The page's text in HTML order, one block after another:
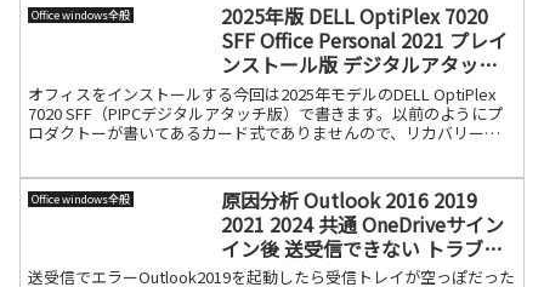
Office windows全般
2025年版 DELL OptiPlex 7020
SFF Office Personal 2021 プレイ
ンストール版 デジタルアタッチ
版 の再インストール
オフィスをインストールする今回は2025年モデルのDELL OptiPlex
7020 SFF（PIPCデジタルアタッチ版）で書きます。以前のようにプ
ロダクトーが書いてあるカード式でありませんので、リカバリーし
Office windows全般
原因分析 Outlook 2016 2019
2021 2024 共通 OneDriveサイン
イン後 送受信できない トラブル
徹底分析
送受信でエラーOutlook2019を起動したら受信トレイが空っぽだった